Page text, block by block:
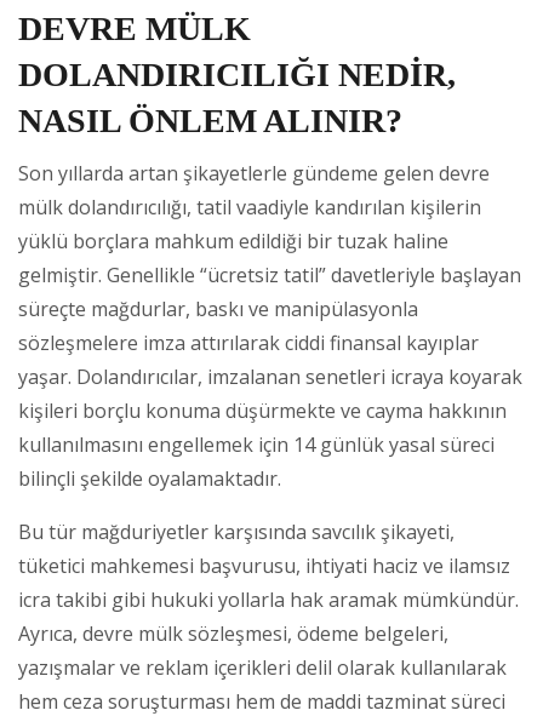
DEVRE MÜLK
DOLANDIRICILIĞI NEDİR,
NASIL ÖNLEM ALINIR?
Son yıllarda artan şikayetlerle gündeme gelen devre
mülk dolandırıcılığı, tatil vaadiyle kandırılan kişilerin
yüklü borçlara mahkum edildiği bir tuzak haline
gelmiştir. Genellikle “ücretsiz tatil” davetleriyle başlayan
süreçte mağdurlar, baskı ve manipülasyonla
sözleşmelere imza attırılarak ciddi finansal kayıplar
yaşar. Dolandırıcılar, imzalanan senetleri icraya koyarak
kişileri borçlu konuma düşürmekte ve cayma hakkının
kullanılmasını engellemek için 14 günlük yasal süreci
bilinçli şekilde oyalamaktadır.
Bu tür mağduriyetler karşısında savcılık şikayeti,
tüketici mahkemesi başvurusu, ihtiyati haciz ve ilamsız
icra takibi gibi hukuki yollarla hak aramak mümkündür.
Ayrıca, devre mülk sözleşmesi, ödeme belgeleri,
yazışmalar ve reklam içerikleri delil olarak kullanılarak
hem ceza soruşturması hem de maddi tazminat süreci